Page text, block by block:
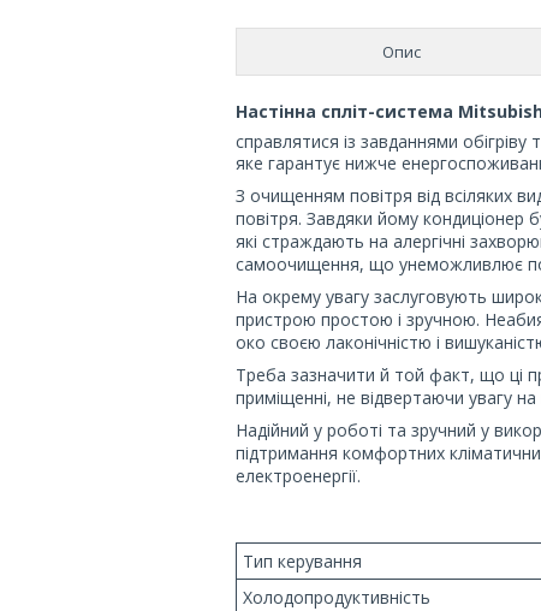
Опис
Настінна спліт-система
справлятися із завданнями
яке гарантує нижче
З очищенням повітря від всіляких
повітря. Завдяки йому
які страждають на алергічні
самоочищення, що унеможливлює
На окрему увагу заслуговують
пристрою простою і зручною.
око своєю лаконічністю і
Треба зазначити й той факт, що ці
приміщенні, не відвертаючи увагу
Надійний у роботі та зручний у
підтримання комфортних
електроенергії.
Тип керування
Холодопродуктивність